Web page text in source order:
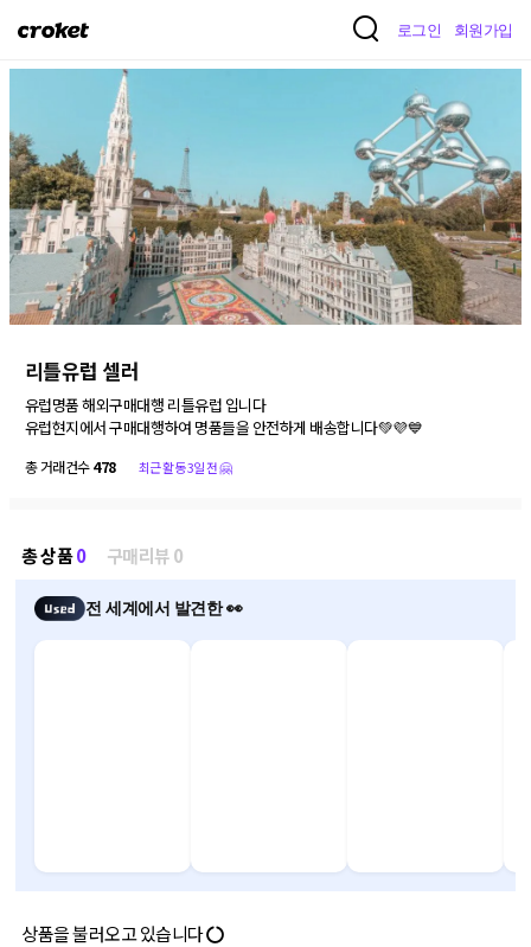
크
로그인 회원가입
리틀유럽 셀러
유럽명품 해외구매대행 리틀유럽 입니다
유럽현지에서 구매대행하여 명품들을 안전하게 배송합니다💚💜💙
총 거래건수478 최근 활동 3일 전 🤗
총 상품0 구매리뷰 0
전 세계에서 발견한 👀
상품을 불러오고 있습니다